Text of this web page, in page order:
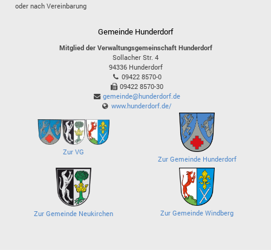
oder nach Vereinbarung
Gemeinde Hunderdorf
Mitglied der Verwaltungsgemeinschaft Hunderdorf
Sollacher Str. 4
94336 Hunderdorf
09422 8570-0
09422 8570-30
gemeinde@hunderdorf.de
www.hunderdorf.de/
Zur VG
Zur Gemeinde Hunderdorf
Zur Gemeinde Neukirchen Zur Gemeinde Windberg